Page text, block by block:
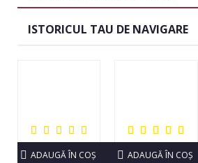
ISTORICUL TAU DE NAVIGARE
ADAUGĂ ÎN COŞ ADAUGĂ ÎN COŞ